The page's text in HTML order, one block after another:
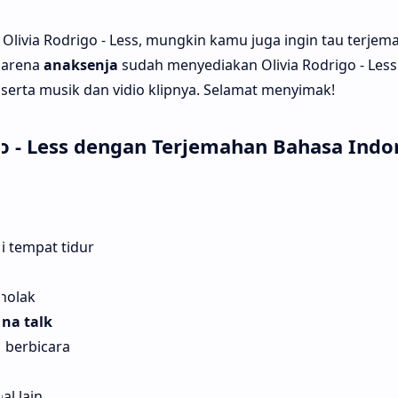
Olivia Rodrigo - Less, mungkin kamu juga ingin tau
anaksenja sudah menyediakan Olivia Rodrigo -
musik dan vidio klipnya. Selamat menyimak!
- Less dengan Terjemahan Bahasa
tempat tidur
talk
berbicara